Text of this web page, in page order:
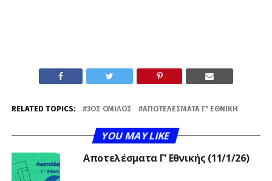
RELATED TOPICS: 3ΟΣ ΌΜΙΛΟΣ ΑΠΟΤΕΛΈΣΜΑΤΑ Γ' ΕΘΝΙΚΉ
YOU MAY LIKE
Αποτελέσματα Γ’ Εθνικής (11/1/26)